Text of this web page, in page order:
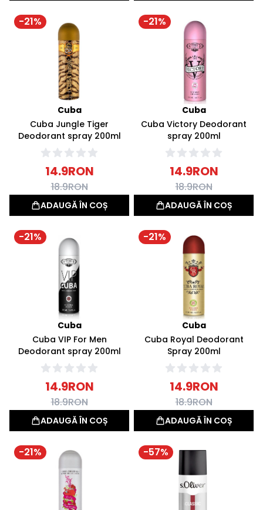
-21%
Cuba
Cuba Jungle Tiger
Deodorant spray 200ml
14.9RON
18.9RON
ADAUGĂ ÎN COȘ
-21%
Cuba
Cuba Victory Deodorant
spray 200ml
14.9RON
18.9RON
ADAUGĂ ÎN COȘ
-21%
Cuba
Cuba VIP For Men
Deodorant spray 200ml
14.9RON
18.9RON
ADAUGĂ ÎN COȘ
-21%
Cuba
Cuba Royal Deodorant
Spray 200ml
14.9RON
18.9RON
ADAUGĂ ÎN COȘ
-21% -57%